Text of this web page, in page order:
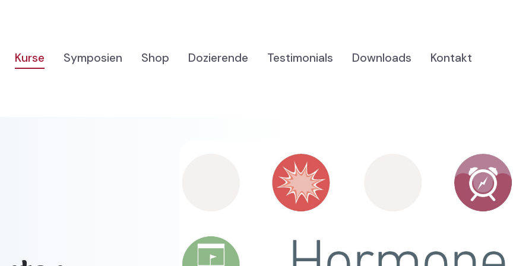
Kurse Symposien Shop Dozierende Testimonials Downloads Kontakt